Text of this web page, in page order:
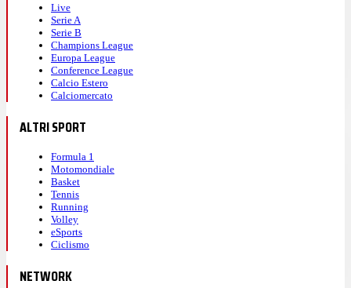
Live
Serie A
Serie B
Champions League
Europa League
Conference League
Calcio Estero
Calciomercato
ALTRI SPORT
Formula 1
Motomondiale
Basket
Tennis
Running
Volley
eSports
Ciclismo
NETWORK